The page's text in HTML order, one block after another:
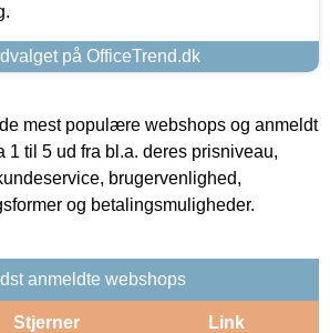
på OfficeTrend.dk
mest populære webshops og anmeldt
1 til 5 ud fra bl.a. deres prisniveau,
brugervenlighed,
og betalingsmuligheder.
anmeldte webshops
Stjerner Link